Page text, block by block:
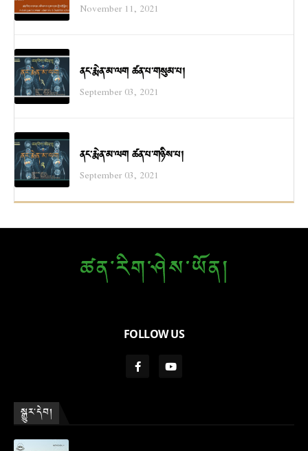
November 11, 2021
ནང་རྨེན་མ་ལག ཚན་པ་གསུམ་པ།
September 03, 2021
ནང་རྨེན་མ་ལག ཚན་པ་གཉིས་པ།
September 03, 2021
FOLLOW US
སྒྱུར་དེབ།